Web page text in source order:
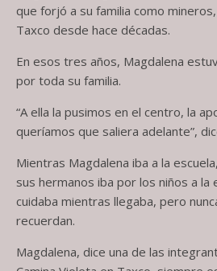
que forjó a su familia como
Taxco desde hace décadas.
En esos tres años, Magdalena
por toda su familia.
“A ella la pusimos en el centro, la
queríamos que saliera adelante”,
Mientras Magdalena iba a la
sus hermanos iba por los niños a la
cuidaba mientras llegaba, pero
recuerdan.
Magdalena, dice una de las